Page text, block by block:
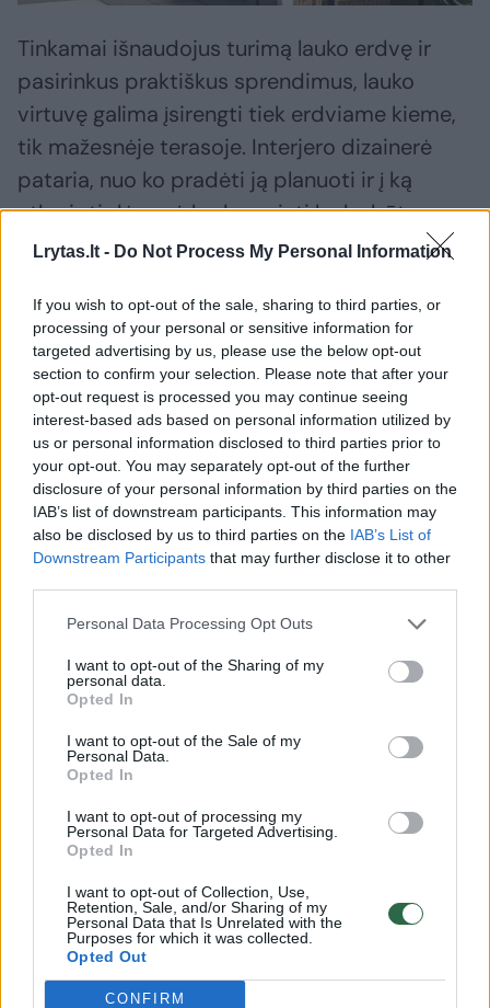
Lrytas.lt - Do Not Process My Personal Information
If you wish to opt-out of the sale, sharing to third parties, or
processing of your personal or sensitive information for
targeted advertising by us, please use the below opt-out
section to confirm your selection. Please note that after your
opt-out request is processed you may continue seeing
interest-based ads based on personal information utilized by
us or personal information disclosed to third parties prior to
your opt-out. You may separately opt-out of the further
disclosure of your personal information by third parties on the
IAB’s list of downstream participants. This information may
also be disclosed by us to third parties on the IAB’s List of
Downstream Participants that may further disclose it to other
Personal Data Processing Opt Outs
I want to opt-out of the Sharing of my
personal data.
Opted In
I want to opt-out of the Sale of my
Personal Data.
Opted In
I want to opt-out of processing my
Personal Data for Targeted Advertising.
Opted In
I want to opt-out of Collection, Use,
Retention, Sale, and/or Sharing of my
Personal Data that Is Unrelated with the
Purposes for which it was collected.
Opted Out
CONFIRM
Tinkamai išnaudojus turimą lauko erdvę ir
pasirinkus praktiškus sprendimus, lauko
virtuvę galima įsirengti tiek erdviame kieme,
tik mažesnėje terasoje. Interjero dizainerė
pataria, nuo ko pradėti ją planuoti ir į ką
atkreipti dėmesį, kad gaminti lauke būtų
patogu net ir nedidėlėje erdvėje.
„Lauko virtuvė nebūtinai turi būti didelė ar
brangi. Vieniems pakanka jaukaus grilio
kampelio, kiti renkasi pilnai įrengtą virtuvę su
vandentiekiu, elektra ir buitine technika.
Svarbiausia – nebūtina skubėti visko įsirengti
iš karto. Pirmiausia pasirūpinkite tuo, ko iš
tiesų reikia, o vėliau, keičiantis poreikiams,
lauko virtuvę galėsite papildyti naujais
departamento vadovė Morta Bučinskienė.
Pirmiausia suplanuokite erdvę
Susiję straipsniai